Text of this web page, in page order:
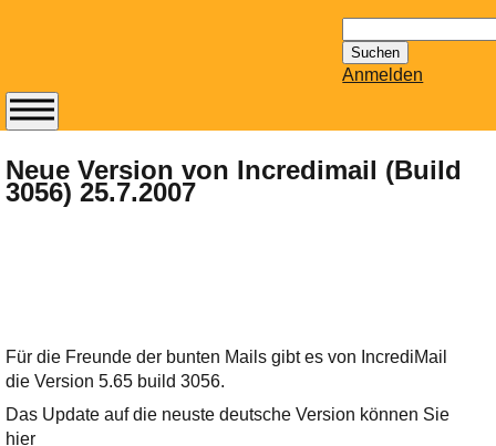
nach:
Anmelden
Neue Version von Incredimail (Build
3056) 25.7.2007
Für die Freunde der bunten Mails gibt es von IncrediMail
die Version 5.65 build 3056.
Das Update auf die neuste deutsche Version können Sie
hier
Abonnieren Sie den
14-tägig
erscheinenden
Newsletter von
bereithält!
Wie z.B. Outlook,
GMail, Thunderbird